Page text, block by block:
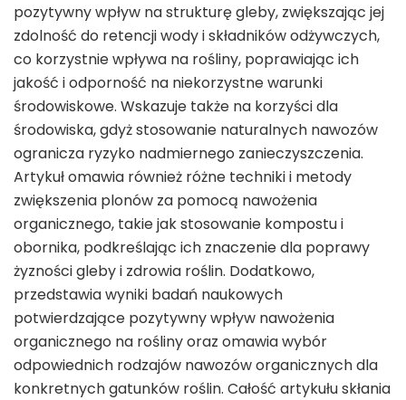
pozytywny wpływ na strukturę gleby, zwiększając jej
zdolność do retencji wody i składników odżywczych,
co korzystnie wpływa na rośliny, poprawiając ich
jakość i odporność na niekorzystne warunki
środowiskowe. Wskazuje także na korzyści dla
środowiska, gdyż stosowanie naturalnych nawozów
ogranicza ryzyko nadmiernego zanieczyszczenia.
Artykuł omawia również różne techniki i metody
zwiększenia plonów za pomocą nawożenia
organicznego, takie jak stosowanie kompostu i
obornika, podkreślając ich znaczenie dla poprawy
żyzności gleby i zdrowia roślin. Dodatkowo,
przedstawia wyniki badań naukowych
potwierdzające pozytywny wpływ nawożenia
organicznego na rośliny oraz omawia wybór
odpowiednich rodzajów nawozów organicznych dla
konkretnych gatunków roślin. Całość artykułu skłania